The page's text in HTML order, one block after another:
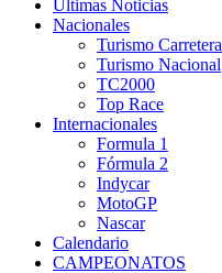
Últimas Noticias
Nacionales
Turismo Carretera
Turismo Nacional
TC2000
Top Race
Internacionales
Formula 1
Fórmula 2
Indycar
MotoGP
Nascar
Calendario
CAMPEONATOS